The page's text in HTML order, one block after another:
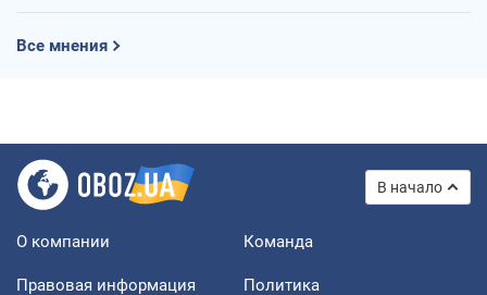
Все мнения
В начало
О компании Команда
Правовая информация
Политика